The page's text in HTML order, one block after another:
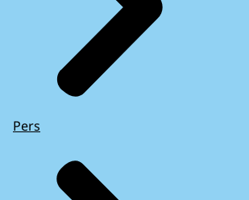
Pers